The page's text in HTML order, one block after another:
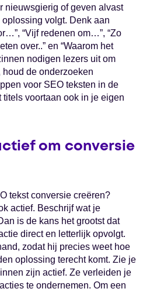
nieuwsgierig of geven alvast
volgt. Denk aan
“Vijf redenen om…”, “Zo
over..” en “Waarom het
nodigen lezers uit om
de onderzoeken
voor SEO teksten in de
voortaan ook in je eigen
om conversie
tekst conversie creëren?
actief. Beschrijf wat je
is de kans het grootst dat
direct en letterlijk opvolgt.
zodat hij precies weet hoe
oplossing terecht komt. Zie je
zijn actief. Ze verleiden je
te ondernemen. Om een